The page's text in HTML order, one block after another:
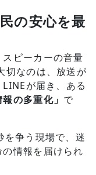
の安心を最
スピーカーの音量
切なのは、放送が
が届き、ある
報の多重化」 で
を争う現場で、迷
情報を届けられ